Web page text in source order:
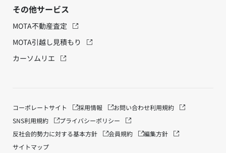
その他サービス
MOTA不動産査定
MOTA引越し見積もり
カーソムリエ
コーポレートサイト 採用情報 お問い合わせ利用規約
SNS利用規約
プライバシーポリシー
反社会的勢力に対する基本方針
会員規約
編集方針
サイトマップ